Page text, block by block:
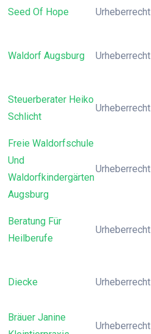
Seed Of Hope Urheberrecht
Waldorf Augsburg Urheberrecht
Steuerberater Heiko
Schlicht
Urheberrecht
Freie Waldorfschule
Und
Waldorfkindergärten
Augsburg
Urheberrecht
Beratung Für
Heilberufe
Urheberrecht
Diecke Urheberrecht
Bräuer Janine
Urheberrecht